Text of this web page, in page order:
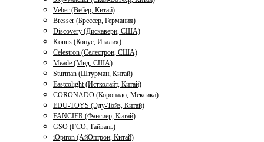
Veber (Вебер, Китай)
Bresser (Брессер, Германия)
Discovery (Дискавери, США)
Konus (Конус, Италия)
Celestron (Селестрон, США)
Meade (Мид, США)
Sturman (Штурман, Китай)
Eastcolight (Истколайт, Китай)
CORONADO (Коронадо, Мексика)
EDU-TOYS (Эду-Тойз, Китай)
FANCIER (Фансиер, Китай)
GSO (ГСО, Тайвань)
iOptron (АйОптрон, Китай)